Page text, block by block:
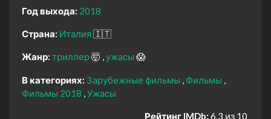
Год выхода: 2018
Страна: Италия🇮🇹
Жанр: триллер🤯 ужасы 😱
В категориях: Зарубежные фильмы
Фильмы
Фильмы 2018 Ужасы
Рейтинг IMDb: 6.3 из 10